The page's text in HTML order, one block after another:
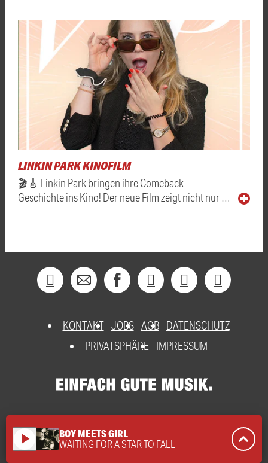
LINKIN PARK KINOFILM
🎬🎸 Linkin Park bringen ihre Comeback-
Geschichte ins Kino! Der neue Film zeigt nicht nur …
KONTAKT JOBS AGB DATENSCHUTZ
PRIVATSPHÄRE
IMPRESSUM
play_arrow BOY MEETS GIRL
WAITING FOR A STAR TO FALL